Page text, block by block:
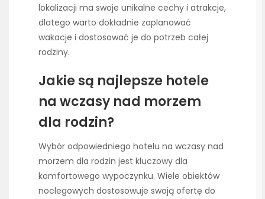
lokalizacji ma swoje unikalne cechy i atrakcje,
dlatego warto dokładnie zaplanować
wakacje i dostosować je do potrzeb całej
rodziny.
Jakie są najlepsze hotele
na wczasy nad morzem
dla rodzin?
Wybór odpowiedniego hotelu na wczasy nad
morzem dla rodzin jest kluczowy dla
komfortowego wypoczynku. Wiele obiektów
noclegowych dostosowuje swoją ofertę do